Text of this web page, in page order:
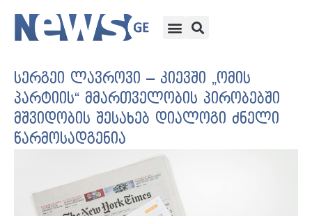
სერგეი ლავროვი – კიევში „ომის
პარტიის“ მმართველობის პირობებში
მშვიდობის შესახებ დიალოგი ძნელი
წარმოსადგენია